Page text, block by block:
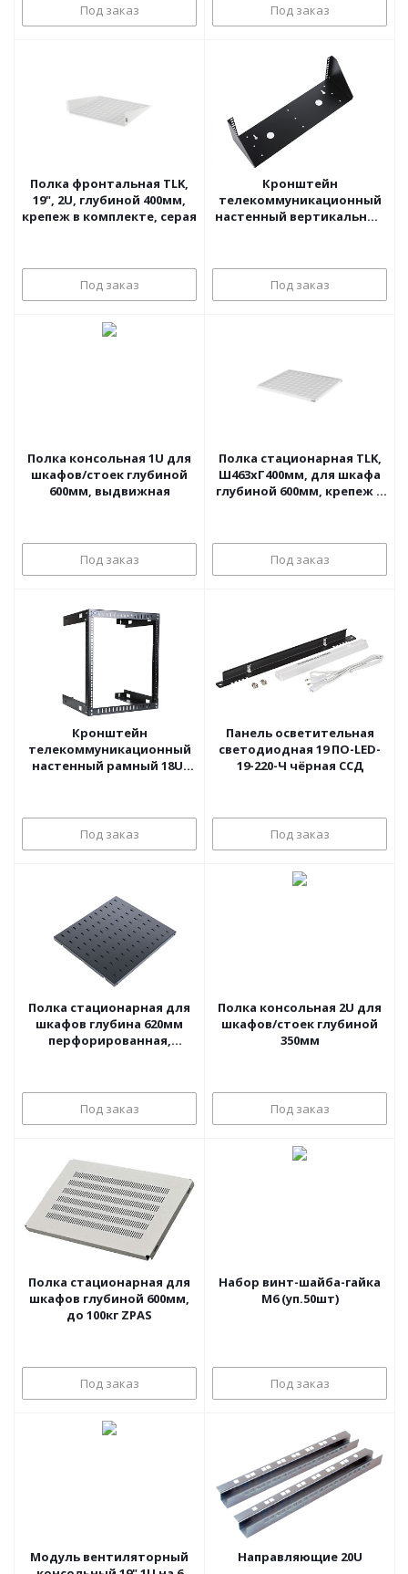
Под заказ Под заказ
Полка фронтальная TLK,
19", 2U, глубиной 400мм,
крепеж в комплекте, серая
Под заказ
Кронштейн
телекоммуникационный
настенный вертикальный
Под заказ
Полка консольная 1U для
шкафов/стоек глубиной
600мм, выдвижная
Под заказ
Полка стационарная TLK,
Ш463хГ400мм, для шкафа
глубиной 600мм, крепеж в
Под заказ
Кронштейн
телекоммуникационный
настенный рамный 18U,
Под заказ
Панель осветительная
светодиодная 19 ПО-LED-
19-220-Ч чёрная ССД
Под заказ
Полка стационарная для
шкафов глубина 620мм
перфорированная,
Под заказ
Полка консольная 2U для
шкафов/стоек глубиной
350мм
Под заказ
Полка стационарная для
шкафов глубиной 600мм,
до 100кг ZPAS
Под заказ
Набор винт-шайба-гайка
М6 (уп.50шт)
Под заказ
Модуль вентиляторный
Направляющие 20U